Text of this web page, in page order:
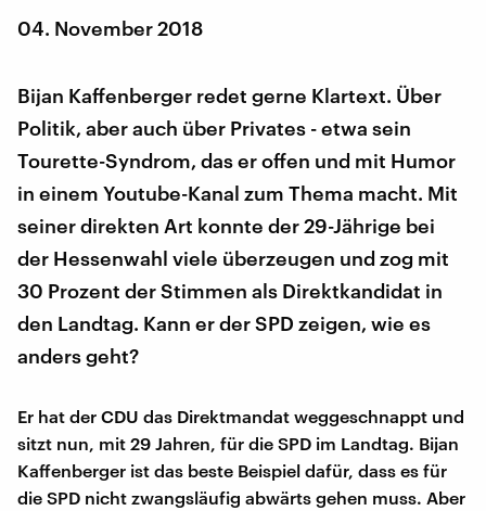
04. November 2018
Bijan Kaffenberger redet gerne Klartext. Über
Politik, aber auch über Privates - etwa sein
Tourette-Syndrom, das er offen und mit Humor
in einem Youtube-Kanal zum Thema macht. Mit
seiner direkten Art konnte der 29-Jährige bei
der Hessenwahl viele überzeugen und zog mit
30 Prozent der Stimmen als Direktkandidat in
den Landtag. Kann er der SPD zeigen, wie es
anders geht?
Er hat der CDU das Direktmandat weggeschnappt und
sitzt nun, mit 29 Jahren, für die SPD im Landtag. Bijan
Kaffenberger ist das beste Beispiel dafür, dass es für
die SPD nicht zwangsläufig abwärts gehen muss. Aber